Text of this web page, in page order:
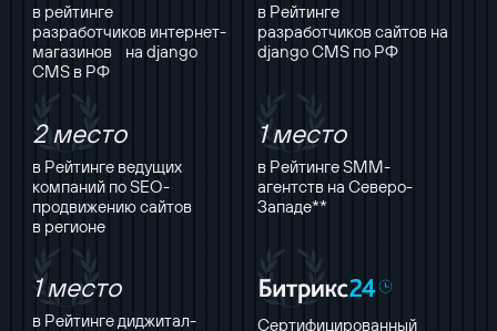
в рейтинге
разработчиков интернет-
магазинов на django
CMS в РФ
в Рейтинге
разработчиков сайтов на
django CMS по РФ
2 место
в Рейтинге ведущих
компаний по SEO-
продвижению сайтов
в регионе
1 место
в Рейтинге SMM-
агентств на Северо-
Западе**
1 место
в Рейтинге диджитал-
Сертифицированный